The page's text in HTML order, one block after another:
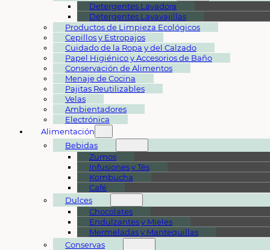
Detergentes Lavadora
Detergentes Lavavajillas
Productos de Limpieza Ecológicos
Cepillos y Estropajos
Cuidado de la Ropa y del Calzado
Papel Higiénico y Accesorios de Baño
Conservación de Alimentos
Menaje de Cocina
Pajitas Reutilizables
Velas
Ambientadores
Electrónica
Alimentación
Bebidas
Zumos
Infusiones y Tés
Kombucha
Café
Dulces
Chocolates
Endulzantes y Mieles
Mermeladas y Mantequillas
Conservas